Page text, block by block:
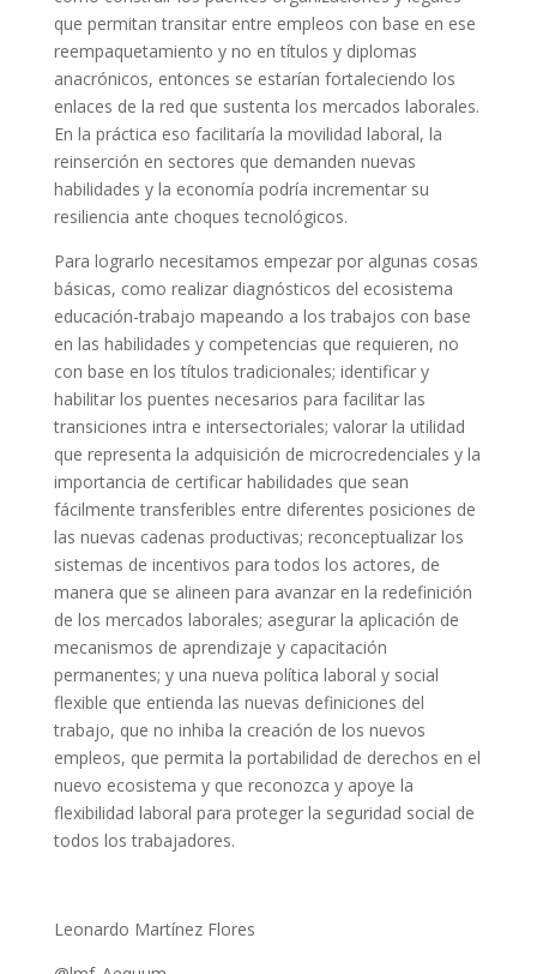
que permitan transitar entre empleos con base en ese
reempaquetamiento y no en títulos y diplomas
anacrónicos, entonces se estarían fortaleciendo los
enlaces de la red que sustenta los mercados laborales.
En la práctica eso facilitaría la movilidad laboral, la
reinserción en sectores que demanden nuevas
habilidades y la economía podría incrementar su
resiliencia ante choques tecnológicos.
Para lograrlo necesitamos empezar por algunas cosas
básicas, como realizar diagnósticos del ecosistema
educación-trabajo mapeando a los trabajos con base
en las habilidades y competencias que requieren, no
con base en los títulos tradicionales; identificar y
habilitar los puentes necesarios para facilitar las
transiciones intra e intersectoriales; valorar la utilidad
que representa la adquisición de microcredenciales y la
importancia de certificar habilidades que sean
fácilmente transferibles entre diferentes posiciones de
las nuevas cadenas productivas; reconceptualizar los
sistemas de incentivos para todos los actores, de
manera que se alineen para avanzar en la redefinición
de los mercados laborales; asegurar la aplicación de
mecanismos de aprendizaje y capacitación
permanentes; y una nueva política laboral y social
flexible que entienda las nuevas definiciones del
trabajo, que no inhiba la creación de los nuevos
empleos, que permita la portabilidad de derechos en el
nuevo ecosistema y que reconozca y apoye la
flexibilidad laboral para proteger la seguridad social de
todos los trabajadores.
Leonardo Martínez Flores